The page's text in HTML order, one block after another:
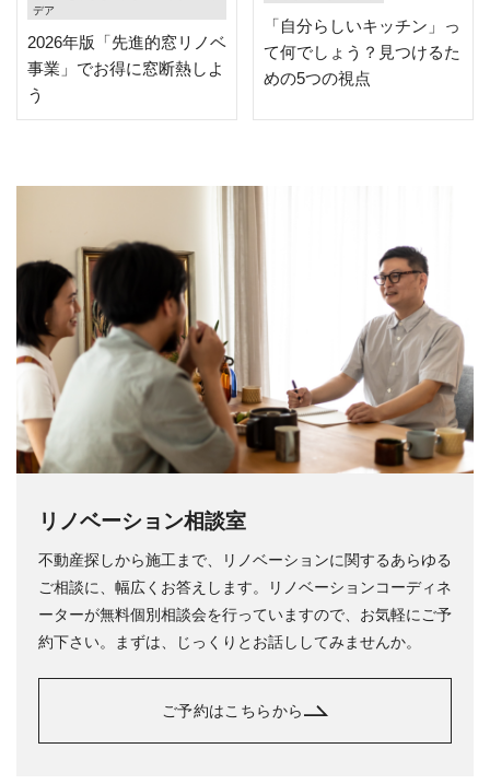
デア
2026年版「先進的窓リノベ
事業」でお得に窓断熱しよ
う
「自分らしいキッチン」っ
て何でしょう？見つけるた
めの5つの視点
リノベーション相談室
不動産探しから施工まで、リノベーションに関するあらゆる
ご相談に、幅広くお答えします。リノベーションコーディネ
ーターが無料個別相談会を行っていますので、お気軽にご予
約下さい。まずは、じっくりとお話ししてみませんか。
ご予約はこちらから